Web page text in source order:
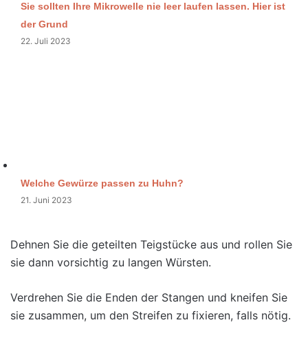
Sie sollten Ihre Mikrowelle nie leer laufen lassen. Hier ist
der Grund
22. Juli 2023
Welche Gewürze passen zu Huhn?
21. Juni 2023
Dehnen Sie die geteilten Teigstücke aus und rollen Sie
sie dann vorsichtig zu langen Würsten.
Verdrehen Sie die Enden der Stangen und kneifen Sie
sie zusammen, um den Streifen zu fixieren, falls nötig.